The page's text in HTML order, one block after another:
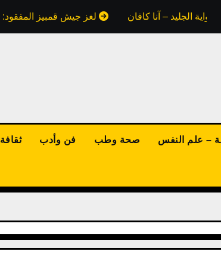
الجليد – آنا كافان لغز جيش قمبيز المفقود: 50 ألف جندي ابتلعتهم رمال مصر.. هل كذبت علينا كتب التاريخ؟
ثقافة فن وأدب صحة وطب – علم النفس